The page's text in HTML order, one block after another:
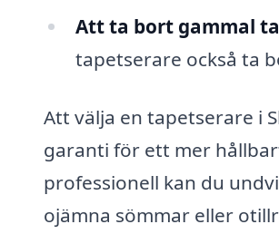
Att ta bort gammal
tapetserare också ta
Att välja en tapetserare i
garanti för ett mer
professionell kan du
ojämna sömmar eller